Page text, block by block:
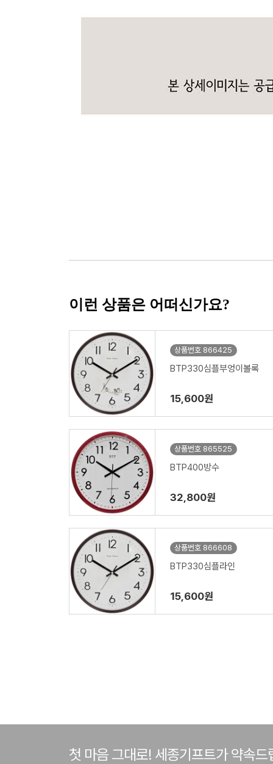
이런 상품은 어떠신가요?
상품번호 866425
BTP330심플부엉이볼록
15,600원
상품번호 865525
BTP400방수
32,800원
상품번호 866608
BTP330심플라인
15,600원
첫 마음 그대로! 세종기프트가 약속드